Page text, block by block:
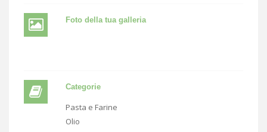
Foto della tua galleria
Categorie
Pasta e Farine
Olio